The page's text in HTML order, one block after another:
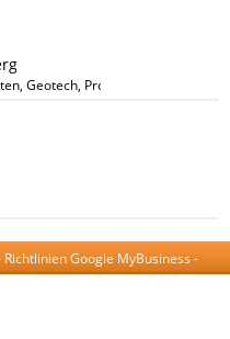
Geotech, Protech, Oekotech,
Richtlinien Google MyBusiness -